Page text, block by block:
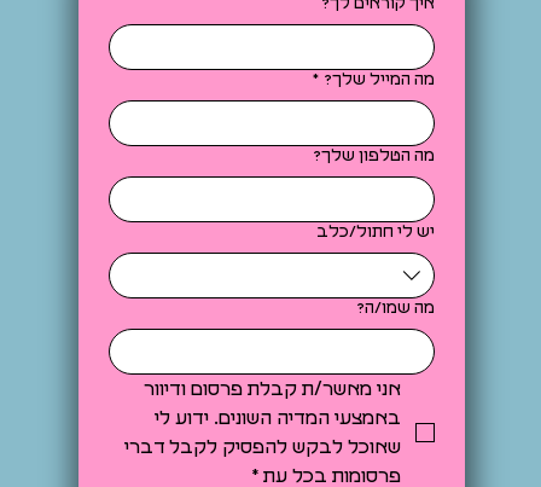
מה המייל שלך? *
מה הטלפון שלך?
יש לי חתול/כלב
מה שמו/ה?
אני מאשר/ת קבלת פרסום ודיוור
באמצעי המדיה השונים. ידוע לי
שאוכל לבקש להפסיק לקבל דברי
פרסומות בכל עת *